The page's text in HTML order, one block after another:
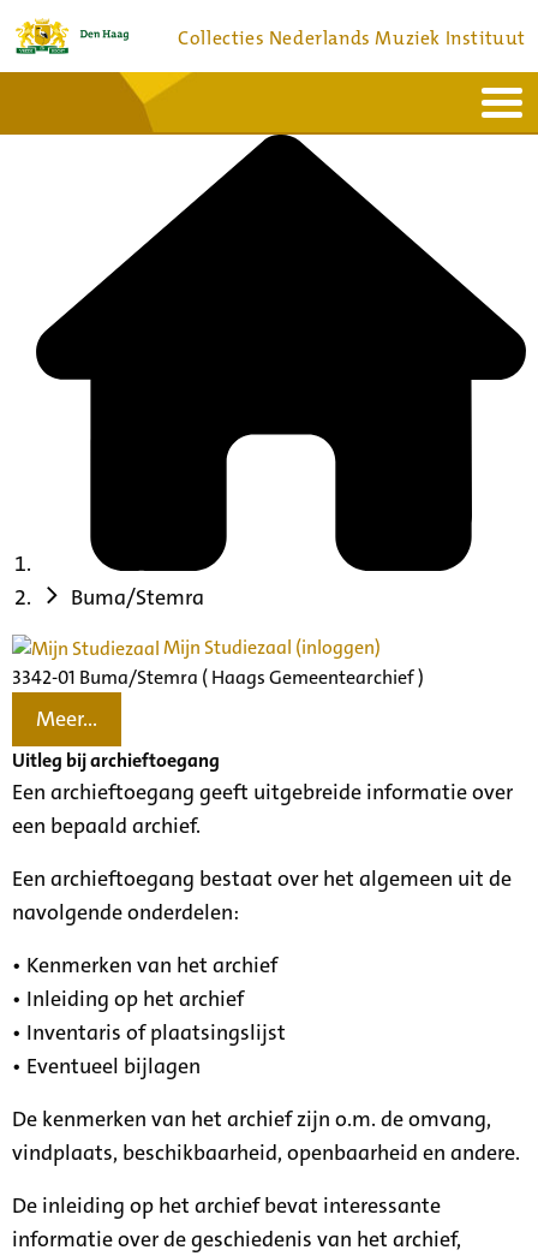
Collecties Nederlands Muziek Instituut
Bronnen en collecties
Buma/Stemra
Mijn Studiezaal (inloggen)
3342-01 Buma/Stemra ( Haags Gemeentearchief )
Meer...
Uitleg bij archieftoegang
Een archieftoegang geeft uitgebreide informatie over
een bepaald archief.
Een archieftoegang bestaat over het algemeen uit de
navolgende onderdelen:
• Kenmerken van het archief
• Inleiding op het archief
• Inventaris of plaatsingslijst
• Eventueel bijlagen
De kenmerken van het archief zijn o.m. de omvang,
vindplaats, beschikbaarheid, openbaarheid en andere.
De inleiding op het archief bevat interessante
informatie over de geschiedenis van het archief,